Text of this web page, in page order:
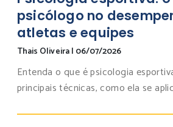
psicólogo no
atletas e equipes
Thais Oliveira| 06/07/2026
Entenda o que é psicologia
principais técnicas, como ela se